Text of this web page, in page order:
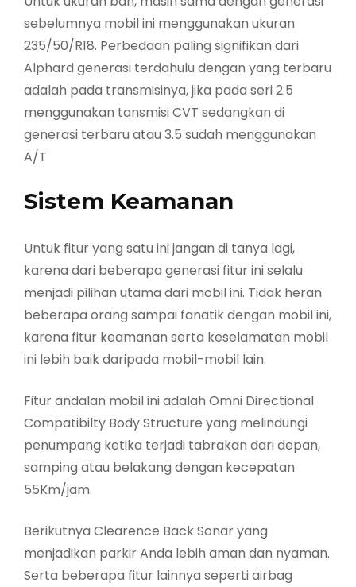
sebelumnya mobil ini menggunakan ukuran
235/50/R18. Perbedaan paling signifikan dari
Alphard generasi terdahulu dengan yang terbaru
adalah pada transmisinya, jika pada seri 2.5
menggunakan tansmisi CVT sedangkan di
generasi terbaru atau 3.5 sudah menggunakan
A/T
Sistem Keamanan
Untuk fitur yang satu ini jangan di tanya lagi,
karena dari beberapa generasi fitur ini selalu
menjadi pilihan utama dari mobil ini. Tidak heran
beberapa orang sampai fanatik dengan mobil ini,
karena fitur keamanan serta keselamatan mobil
ini lebih baik daripada mobil-mobil lain.
Fitur andalan mobil ini adalah Omni Directional
Compatibilty Body Structure yang melindungi
penumpang ketika terjadi tabrakan dari depan,
samping atau belakang dengan kecepatan
55Km/jam.
Berikutnya Clearence Back Sonar yang
menjadikan parkir Anda lebih aman dan nyaman.
Serta beberapa fitur lainnya seperti airbag